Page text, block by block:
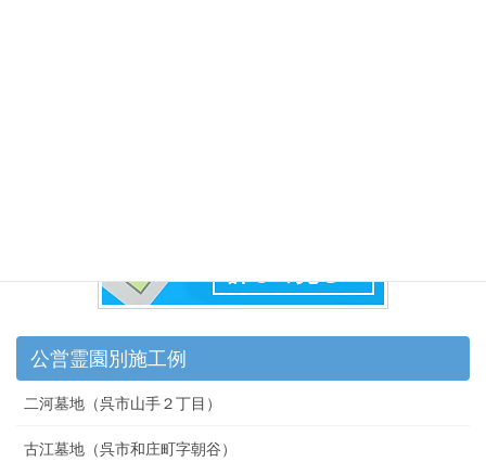
公営霊園別施工例
二河墓地（呉市山手２丁目）
古江墓地（呉市和庄町字朝谷）